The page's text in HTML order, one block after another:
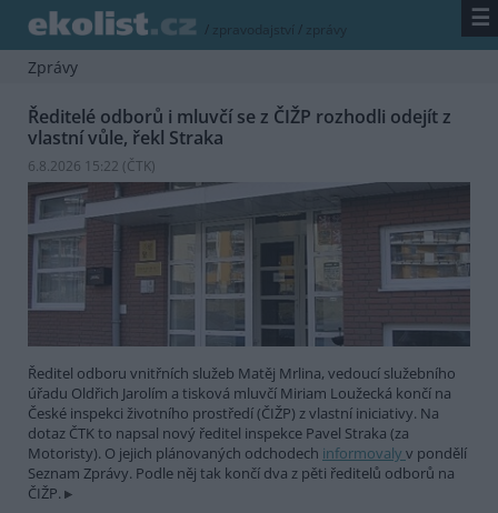
/ zpravodajství / zprávy ☰
Zprávy
Ředitelé odborů i mluvčí se z ČIŽP rozhodli odejít z
vlastní vůle, řekl Straka
6.8.2026 15:22 (ČTK)
Ředitel odboru vnitřních služeb Matěj Mrlina, vedoucí služebního
úřadu Oldřich Jarolím a tisková mluvčí Miriam Loužecká končí na
České inspekci životního prostředí (ČIŽP) z vlastní iniciativy. Na
dotaz ČTK to napsal nový ředitel inspekce Pavel Straka (za
Motoristy). O jejich plánovaných odchodech informovaly v pondělí
Seznam Zprávy. Podle něj tak končí dva z pěti ředitelů odborů na
ČIŽP.